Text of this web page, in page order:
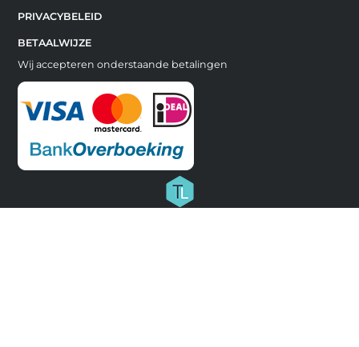
PRIVACYBELEID
BETAALWIJZE
Wij accepteren onderstaande betalingen